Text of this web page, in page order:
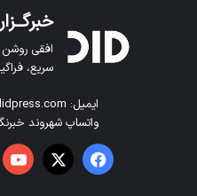
افقی روشن
سریع،
ایمیل: info@didpress.com
واتساپ شهروند خبرنگار:
فیس بوک X